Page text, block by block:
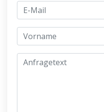
E-Mail
jmeno
Anfragetext